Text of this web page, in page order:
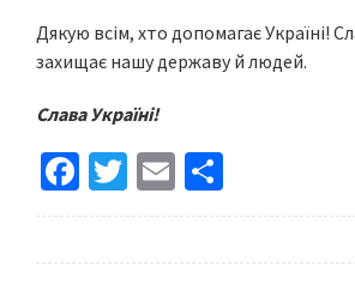
Дякую всім, хто допомагає Україні!
захищає нашу державу й людей.
Слава Україні!
Fa
ce
T
wi
E
m h